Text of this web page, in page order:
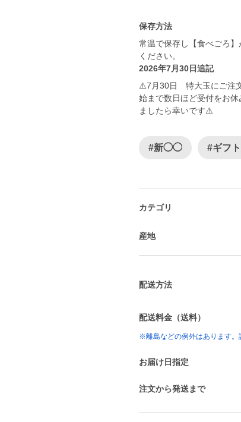
保存方法
常温で保存し【食べごろ
ください。
2026年7月30日追記
⚠️7月30日 特大玉にご注文
始まで数日ほど受付をお
ましたら幸いです⚠️
#新◯◯ #ギフ
カテゴリ
産地
配送方法
配送料金（送料）
※離島などの例外はあります。
お届け日指定
注文から発送まで